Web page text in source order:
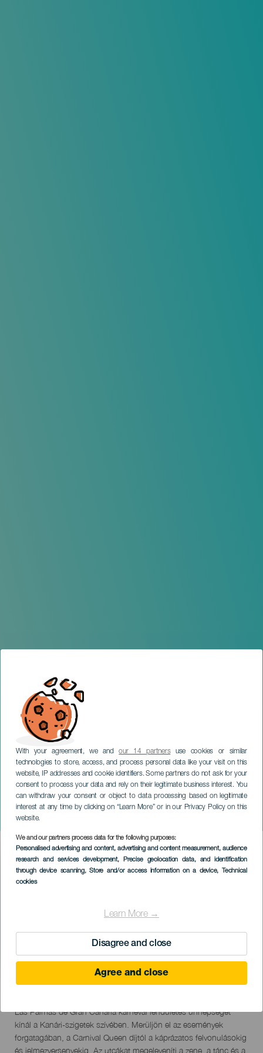
With your agreement, we andour 14 partnersuse cookies or similar
technologies to store, access, and process personal data like your visit on this
website, IP addresses and cookie identifiers. Some partners do not ask for your
consent to process your data and rely on their legitimate business interest. You
can withdraw your consent or object to data processing based on legitimate
interest at any time by clicking on “Learn More” or in our Privacy Policy on this
website.
We and our partners process data for the following purposes:
Personalised advertising and content, advertising and content measurement, audience
research and services development, Precise geolocation data, and identification
through device scanning, Store and/or access information on a device, Technical
cookies
Learn More →
Disagree and close
Agree and close
Las Palmas de Gran Canaria
karneválja
GRAN CANARIA
Imagen
Listado
February 2027
Descripción
del
evento
Las Palmas de Gran Canaria karnevál lendületes ünnepséget
kínál a Kanári-szigetek szívében. Merüljön el az események
forgatagában, a Carnival Queen díjtól a káprázatos felvonulásokig
és jelmezversenyekig. Az utcákat megeleveníti a zene, a tánc és a